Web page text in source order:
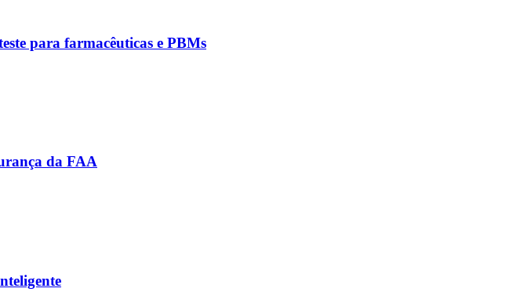
para farmacêuticas e PBMs
da FAA